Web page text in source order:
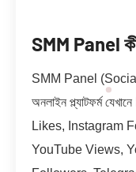
SMM Panel
SMM Panel
অনলাইন প্ল্যাটফর্ম
Likes, Instagram
YouTube Views,